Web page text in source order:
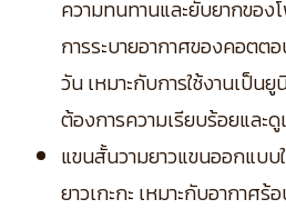
ความทนทานและยับยากของ
การระบายอากาศของคอตต
วัน เหมาะกับการใช้งานเป็น
ต้องการความเรียบร้อยและ
แขนสั้นวามยาวแขนออกแบ
ยาวเกะกะ เหมาะกับอากาศร้